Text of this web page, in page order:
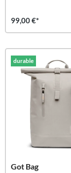
99,00 €*
durable
Got Bag